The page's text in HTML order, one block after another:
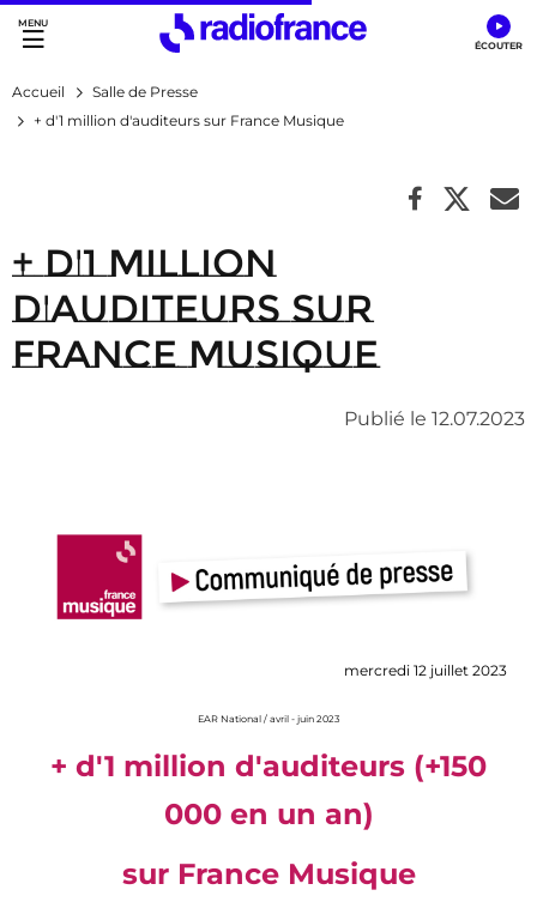
Accès direct :
Menu principal
Contenu
Accueil
Salle de Presse
+ d'1 million d'auditeurs sur France Musique
+ d'1 million
d'auditeurs sur
France Musique
Publié le 12.07.2023
mercredi 12 juillet 2023
EAR National / avril - juin 2023
+ d'1 million d'auditeurs (+150
000 en un an)
sur France Musique